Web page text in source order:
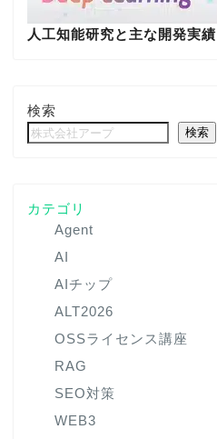
人工知能研究と主な開発実績
検索
検索
カテゴリ
Agent
AI
AIチップ
ALT2026
OSSライセンス講座
RAG
SEO対策
WEB3